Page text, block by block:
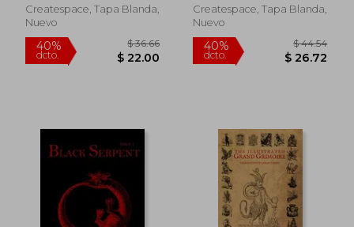
45% 40%
Createspace, Tapa Blanda,
Nuevo
Createspace, Tapa Blanda,
Nuevo